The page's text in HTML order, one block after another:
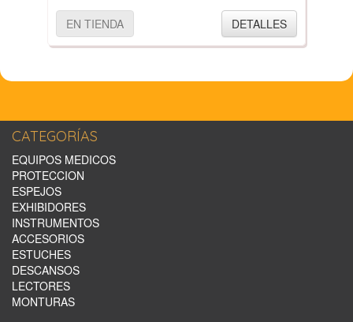
EN TIENDA DETALLES
CATEGORÍAS
EQUIPOS MEDICOS
PROTECCION
ESPEJOS
EXHIBIDORES
INSTRUMENTOS
ACCESORIOS
ESTUCHES
DESCANSOS
LECTORES
MONTURAS